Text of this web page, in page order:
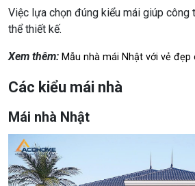
Việc lựa chọn đúng kiểu mái giúp công
thể thiết kế.
Xem thêm: Mẫu nhà mái Nhật với vẻ
Các kiểu mái nhà
Mái nhà Nhật